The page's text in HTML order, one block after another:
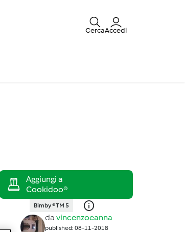
CercaAccedi
Bimby ® TM 5
da vincenzoeanna
published: 08-11-2018